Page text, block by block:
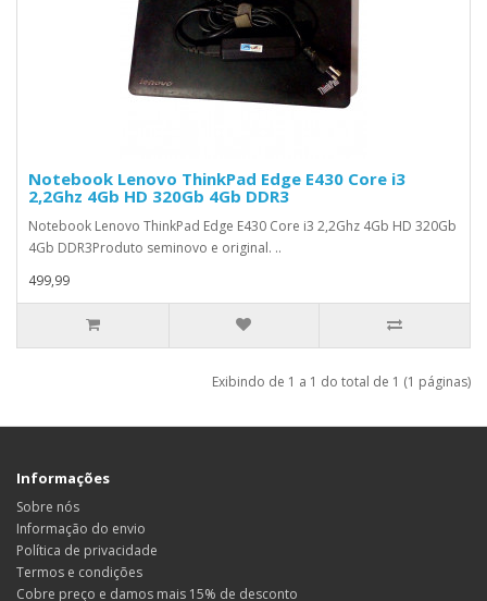
Notebook Lenovo ThinkPad Edge E430 Core i3
2,2Ghz 4Gb HD 320Gb 4Gb DDR3
Notebook Lenovo ThinkPad Edge E430 Core i3 2,2Ghz 4Gb HD 320Gb
4Gb DDR3Produto seminovo e original. ..
499,99
Exibindo de 1 a 1 do total de 1 (1 páginas)
Informações
Sobre nós
Informação do envio
Política de privacidade
Termos e condições
Cobre preço e damos mais 15% de desconto